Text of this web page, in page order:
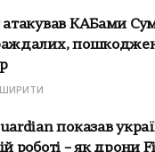
атакував КАБами
показав
роботі – як дрони